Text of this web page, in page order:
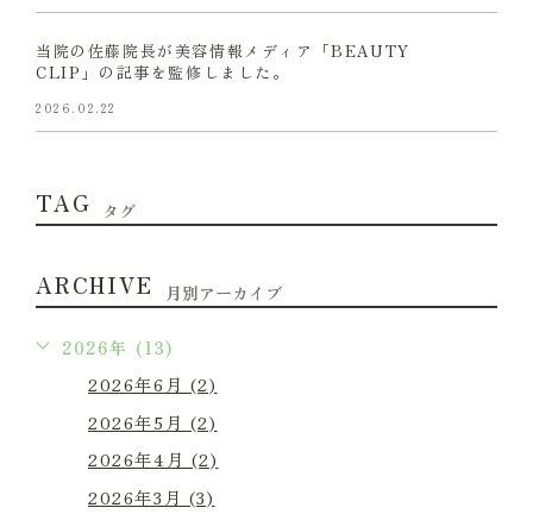
当院の佐藤院長が美容情報メディア「BEAUTY
CLIP」の記事を監修しました。
2026.02.22
TAG タグ
ARCHIVE 月別アーカイブ
2026年 (13)
2026年6月 (2)
2026年5月 (2)
2026年4月 (2)
2026年3月 (3)